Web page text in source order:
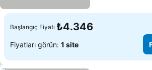
Başlangıç Fiyatı ₺4.346
Fiyatları görün: 1 site